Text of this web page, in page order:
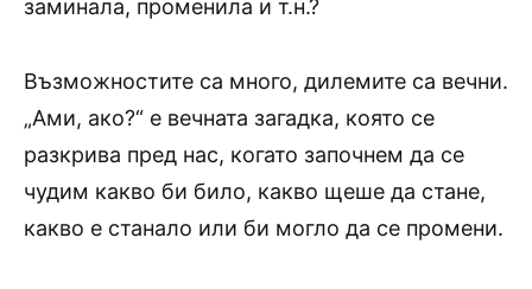
заминала, променила и т.н.?
Възможностите са много, дилемите са вечни.
„Ами, ако?“ е вечната загадка, която се
разкрива пред нас, когато започнем да се
чудим какво би било, какво щеше да стане,
какво е станало или би могло да се промени.